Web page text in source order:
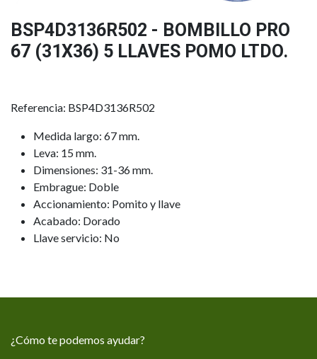
BSP4D3136R502 - BOMBILLO PRO
67 (31X36) 5 LLAVES POMO LTDO.
Referencia: BSP4D3136R502
Medida largo: 67 mm.
Leva: 15 mm.
Dimensiones: 31-36 mm.
Embrague: Doble
Accionamiento: Pomito y llave
Acabado: Dorado
Llave servicio: No
¿Cómo te podemos ayudar?